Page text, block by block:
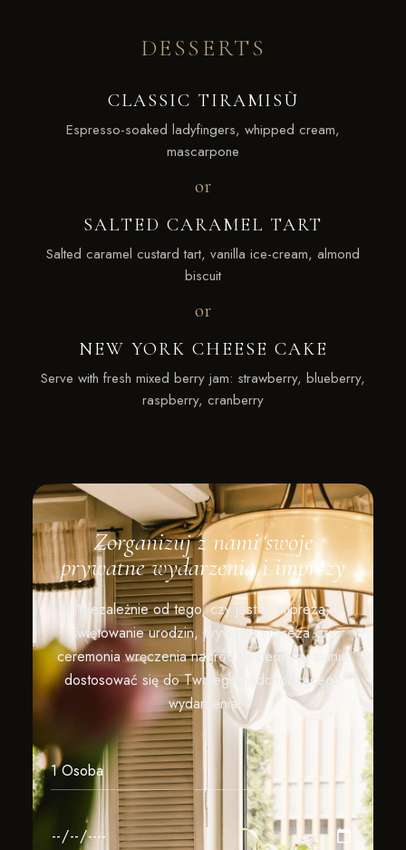
DESSERTS
CLASSIC TIRAMISÙ
Espresso-soaked ladyfingers, whipped cream,
mascarpone
or
SALTED CARAMEL TART
Salted caramel custard tart, vanilla ice-cream, almond
biscuit
or
NEW YORK CHEESE CAKE
Serve with fresh mixed berry jam: strawberry, blueberry,
raspberry, cranberry
Zorganizuj z nami swoje
prywatne wydarzenia i imprezy
Niezależnie od tego, czy jest to impreza,
świętowanie urodzin, prywatna impreza czy
ceremonia wręczenia nagród, jesteśmy w stanie
dostosować się do Twojego nadchodzącego
wydarzenia